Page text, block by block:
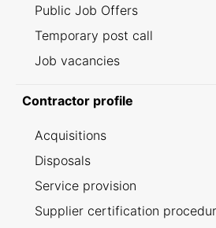
Public Job Offers
Temporary post call
Job vacancies
Contractor profile
Acquisitions
Disposals
Service provision
Supplier certification